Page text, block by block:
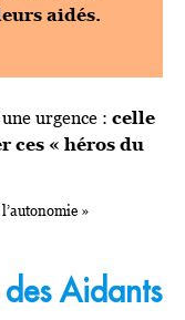
aidés.
urgence : celle
ces « héros du
»
Aidants